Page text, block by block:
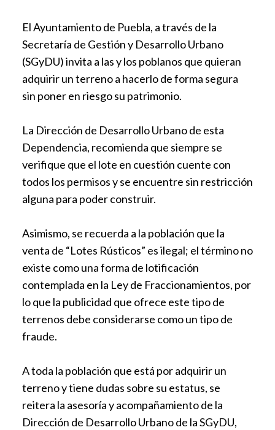
El Ayuntamiento de Puebla, a través de la
Secretaría de Gestión y Desarrollo Urbano
(SGyDU) invita a las y los poblanos que quieran
adquirir un terreno a hacerlo de forma segura
sin poner en riesgo su patrimonio.
La Dirección de Desarrollo Urbano de esta
Dependencia, recomienda que siempre se
verifique que el lote en cuestión cuente con
todos los permisos y se encuentre sin restricción
alguna para poder construir.
Asimismo, se recuerda a la población que la
venta de “Lotes Rústicos” es ilegal; el término no
existe como una forma de lotificación
contemplada en la Ley de Fraccionamientos, por
lo que la publicidad que ofrece este tipo de
terrenos debe considerarse como un tipo de
fraude.
A toda la población que está por adquirir un
terreno y tiene dudas sobre su estatus, se
reitera la asesoría y acompañamiento de la
Dirección de Desarrollo Urbano de la SGyDU,